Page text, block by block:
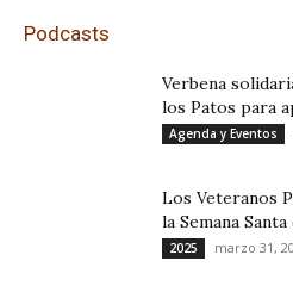
Podcasts
Verbena
los Patos para
Agenda y Eventos
Los Veteranos
la Semana
2025 marzo 31,